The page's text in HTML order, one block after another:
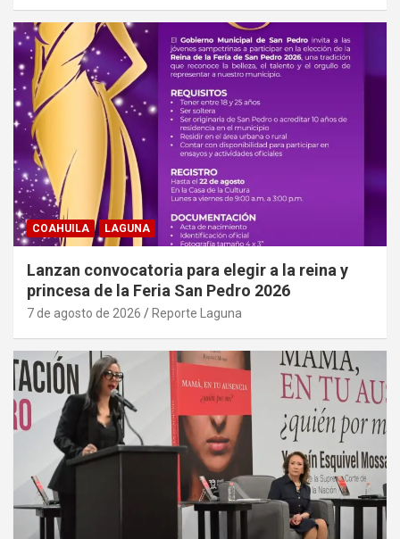
COAHUILA LAGUNA
Lanzan convocatoria para elegir a la reina y
princesa de la Feria San Pedro 2026
7 de agosto de 2026 Reporte Laguna